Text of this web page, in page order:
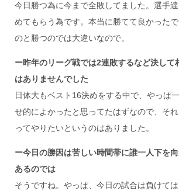
今日勝つ為に今まで全敗してました。選手
めてもらう為です。本当に勝てて良かった
のと勝つのでは大違いなので。
ー昨年のリーグ戦では2連敗するなど決して
はありませんでした
日体大もベスト16決めをする中で、やっぱ
せ的によかったと思ってたはずなので、そ
ってやりたいというのはありました。
ー今日の勝因は苦しい時間帯に誰一人下を
あるのでは
そうですね。やっぱ、今日の試合は負けて